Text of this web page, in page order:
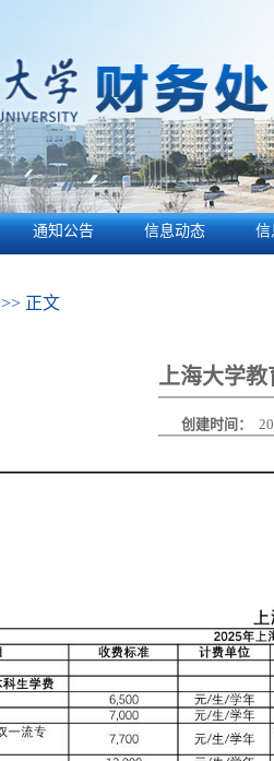
通知公告 信息动态 信
>> 正文
上海大学教
创建时间：